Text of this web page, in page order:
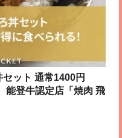
ット 通常1400円
能登牛認定店「焼肉 飛